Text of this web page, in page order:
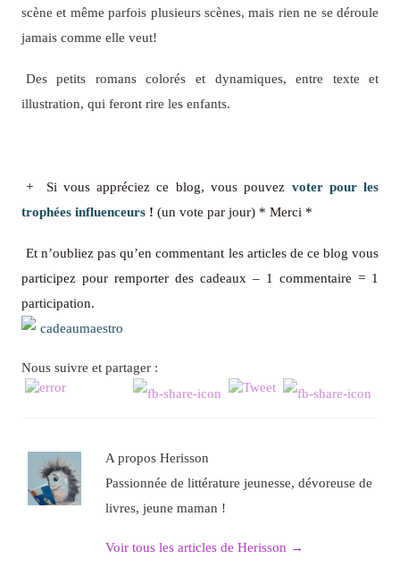
scène et même parfois plusieurs scènes, mais rien ne se déroule
jamais comme elle veut!
Des petits romans colorés et dynamiques, entre texte et
illustration, qui feront rire les enfants.
+ Si vous appréciez ce blog, vous pouvez voter pour les
trophées influenceurs! (un vote par jour) * Merci *
Et n’oubliez pas qu’en commentant les articles de ce blog vous
participez pour remporter des cadeaux – 1 commentaire = 1
participation.
Nous suivre et partager :
A propos Herisson
Passionnée de littérature jeunesse, dévoreuse de
livres, jeune maman !
Voir tous les articles de Herisson →